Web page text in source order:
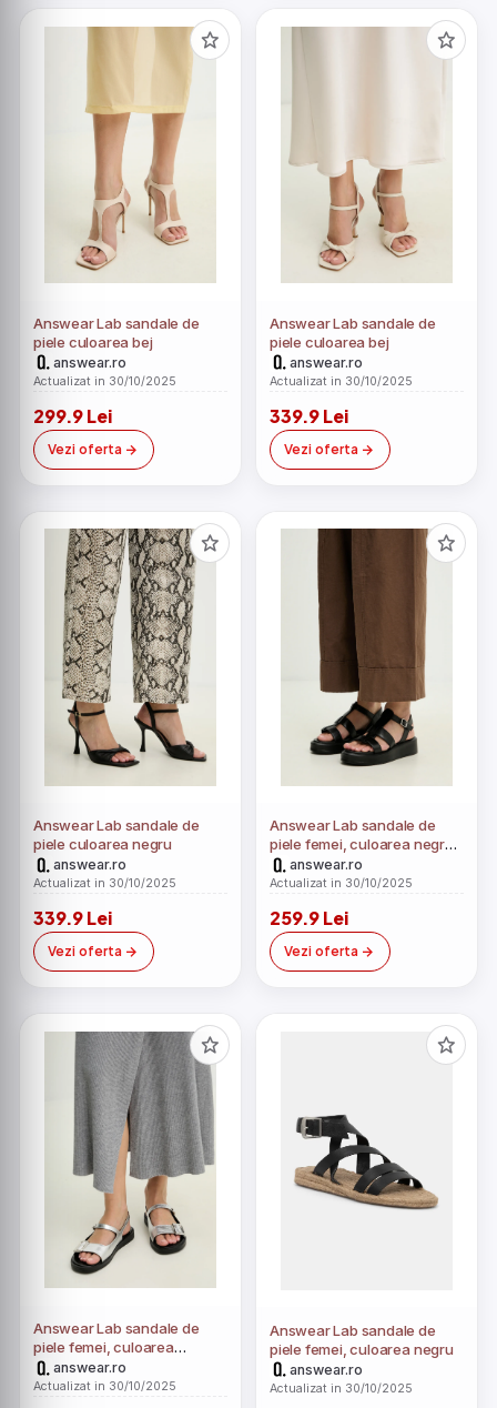
Answear Lab sandale de
piele culoarea bej
answear.ro
Actualizat in 30/10/2025
299.9 Lei
Vezi oferta
Answear Lab sandale de
piele culoarea bej
answear.ro
Actualizat in 30/10/2025
339.9 Lei
Vezi oferta
Answear Lab sandale de
piele culoarea negru
answear.ro
Actualizat in 30/10/2025
339.9 Lei
Vezi oferta
Answear Lab sandale de
piele femei, culoarea negru,
cu platforma
answear.ro
Actualizat in 30/10/2025
259.9 Lei
Vezi oferta
Answear Lab sandale de
piele femei, culoarea
argintiu
answear.ro
Actualizat in 30/10/2025
Answear Lab sandale de
piele femei, culoarea negru
answear.ro
Actualizat in 30/10/2025